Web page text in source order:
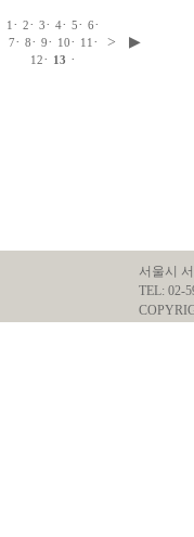
1 · 2· 3· 4· 5· 6·
7· 8· 9· 10· 11 ·
12· 13 ·
> ▶
서울시
TEL: 02-